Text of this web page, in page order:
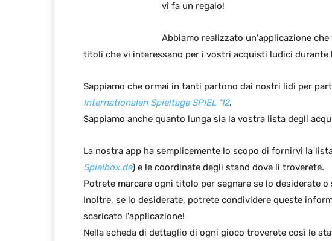
vi fa un regalo!
Abbiamo realizzato un'applicazione
titoli che vi interessano per i vostri acquisti ludici durante
Sappiamo che ormai in tanti partono dai nostri lidi per
Internationalen Spieltage SPIEL '12.
Sappiamo anche quanto lunga sia la vostra lista degli
La nostra app ha semplicemente lo scopo di fornirvi la
Spielbox.de) e le coordinate degli stand dove li troverete.
Potrete marcare ogni titolo per segnare se lo desiderate o
Inoltre, se lo desiderate, potrete condividere queste
scaricato l'applicazione!
Nella scheda di dettaglio di ogni gioco troverete così le